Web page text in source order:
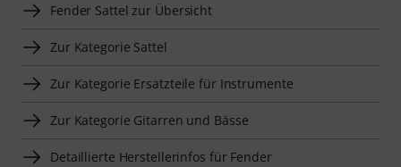
Fender Sattel zur Übersicht
Zur Kategorie Sattel
Zur Kategorie Ersatzteile für Instrumente
Zur Kategorie Gitarren und Bässe
Detaillierte Herstellerinfos für Fender